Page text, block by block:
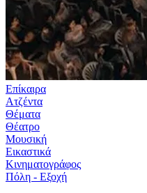
Επίκαιρα
Ατζέντα
Θέματα
Θέατρο
Μουσική
Εικαστικά
Κινηματογράφος
Πόλη - Εξοχή